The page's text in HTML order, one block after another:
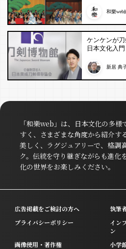
和樂web
ケンケンが
日本文化入門
新居 典
「和樂web」は、日本文化の多
すく、さまざまな角度から紹介す
美しく、ラグジュアリーで、格調
ク。伝統を守り継ぎながらも進化
化の世界をお楽しみください。
広告掲載をご検討の方へ
執筆
プライバシーポリシー
イン
ン
画像使用・著作権
小学